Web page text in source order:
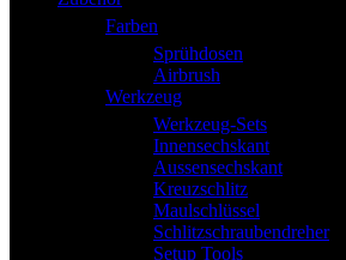
Farben
Sprühdosen
Airbrush
Werkzeug
Werkzeug-Sets
Innensechskant
Aussensechskant
Kreuzschlitz
Maulschlüssel
Schlitzschraubendreher
Setup Tools